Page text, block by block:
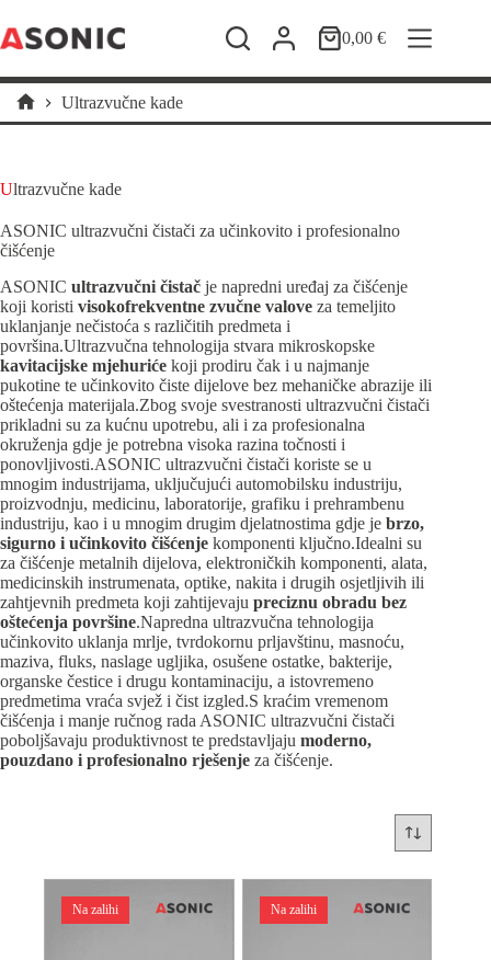
na
sadržaj
Košarica
0,00€
Početna
Ultrazvučne kade
Ultrazvučne kade
ASONIC ultrazvučni čistači za učinkovito i profesionalno
čišćenje
ASONIC ultrazvučni čistač je napredni uređaj za čišćenje
koji koristi visokofrekventne zvučne valove za temeljito
uklanjanje nečistoća s različitih predmeta i
površina.Ultrazvučna tehnologija stvara mikroskopske
kavitacijske mjehuriće koji prodiru čak i u najmanje
pukotine te učinkovito čiste dijelove bez mehaničke abrazije ili
oštećenja materijala.Zbog svoje svestranosti ultrazvučni čistači
prikladni su za kućnu upotrebu, ali i za profesionalna
okruženja gdje je potrebna visoka razina točnosti i
ponovljivosti.ASONIC ultrazvučni čistači koriste se u
mnogim industrijama, uključujući automobilsku industriju,
proizvodnju, medicinu, laboratorije, grafiku i prehrambenu
industriju, kao i u mnogim drugim djelatnostima gdje je brzo,
sigurno i učinkovito čišćenje komponenti ključno.Idealni su
za čišćenje metalnih dijelova, elektroničkih komponenti, alata,
medicinskih instrumenata, optike, nakita i drugih osjetljivih ili
zahtjevnih predmeta koji zahtijevaju preciznu obradu bez
oštećenja površine.Napredna ultrazvučna tehnologija
učinkovito uklanja mrlje, tvrdokornu prljavštinu, masnoću,
maziva, fluks, naslage ugljika, osušene ostatke, bakterije,
organske čestice i drugu kontaminaciju, a istovremeno
predmetima vraća svjež i čist izgled.S kraćim vremenom
čišćenja i manje ručnog rada ASONIC ultrazvučni čistači
poboljšavaju produktivnost te predstavljaju moderno,
pouzdano i profesionalno rješenje za čišćenje.
Na zalihi Na zalihi